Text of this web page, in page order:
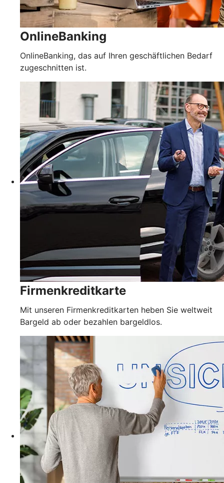
OnlineBanking
OnlineBanking, das auf Ihren geschäftlichen Bedarf
zugeschnitten ist.
Firmenkreditkarte
Mit unseren Firmenkreditkarten heben Sie weltweit
Bargeld ab oder bezahlen bargeldlos.